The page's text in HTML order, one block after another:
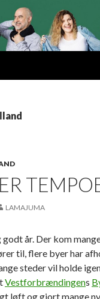
LAMAJUMA
år. Der kom
til, flere byer har
steder vil holde
Vestforbrændingens
løft og gjort mange